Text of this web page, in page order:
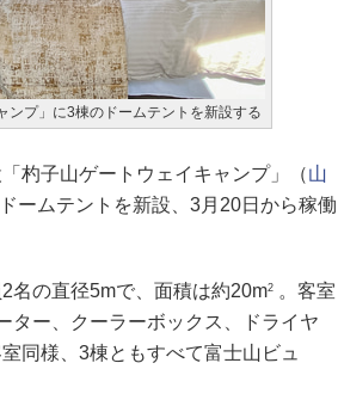
ンプ」に3棟のドームテントを新設する
杓子山ゲートウェイキャンプ」（山
ームテントを新設、3月20日から稼働
の直径5mで、面積は約20m2 。客室
ター、クーラーボックス、ドライヤ
同様、3棟ともすべて富士山ビュ